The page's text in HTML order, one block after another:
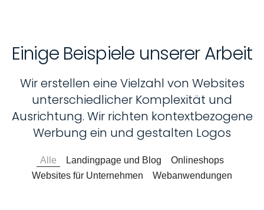
Einige Beispiele unserer Arbeit
Wir erstellen eine Vielzahl von Websites
unterschiedlicher Komplexität und
Ausrichtung. Wir richten kontextbezogene
Werbung ein und gestalten Logos
Alle Landingpage und Blog
Onlineshops
Websites für Unternehmen
Webanwendungen